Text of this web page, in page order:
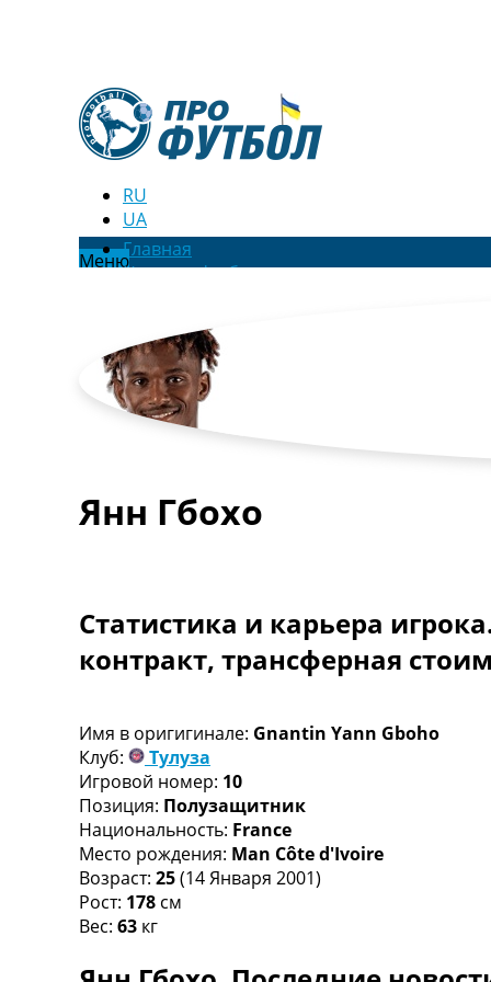
RU
UA
МенюГлавная
Новости футбола
Новости футбола Украины
Последние комментарии
Конкурс прогнозов
Логин
Рейтинги
Турниры
Англия. Премьер Лига
Испания. Ла Лига
Другие Турниры >>>
Таблицы групп Чемпионата Мира
Украина. Премьер-Лига
Украина. Первая Лига
Лига Чемпионов. Таблицы групп
Англия. Премьер-Лига
Испания. Ла Лига
Все таблицы >>>
Рейтинги
Рейтинг ФИФА
Янн Гбохо
Статистика и карьера
контракт, трансферная
Имя в оригигинале: Gnantin Yann Gboho
Клуб:
Тулуза
Игровой номер: 10
Позиция: Полузащитник
Национальность: France
Место рождения: Man Côte d'Ivoire
Возраст: 25(14 Января 2001)
Рост: 178 см
Вес: 63 кг